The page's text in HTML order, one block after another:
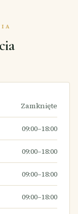
Zamknięte
09:00–18:00
09:00–18:00
09:00–18:00
09:00–18:00